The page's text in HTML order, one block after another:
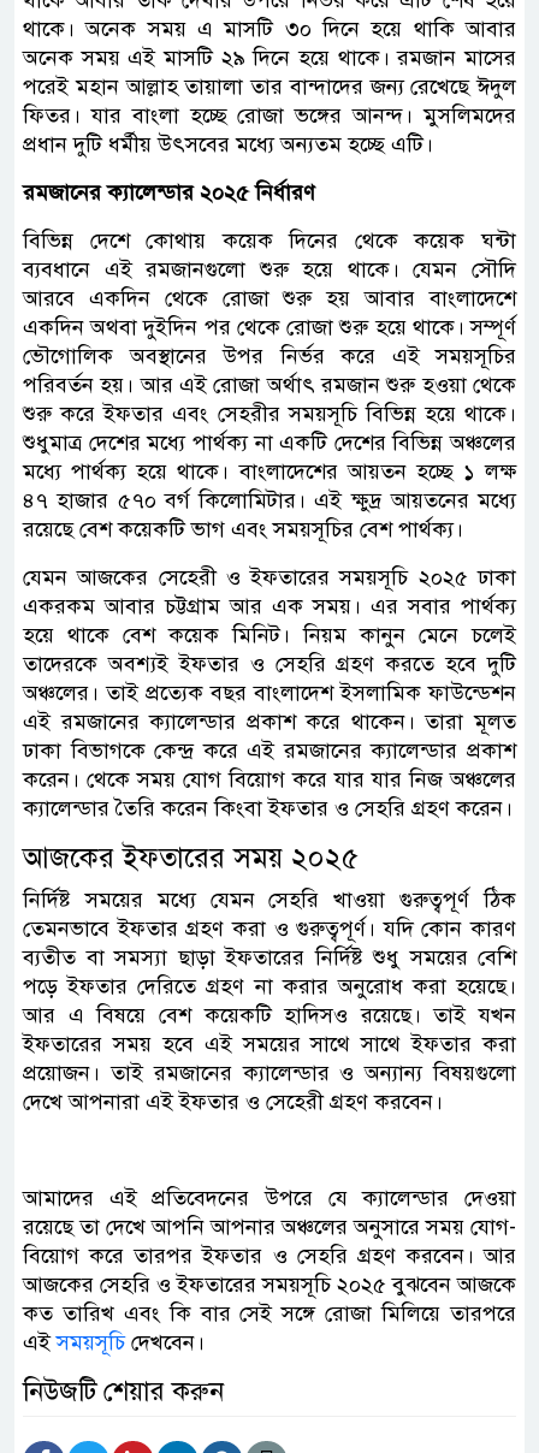
থাকে। অনেক সময় এ মাসটি ৩০ দিনে হয়ে থাকি আবার
অনেক সময় এই মাসটি ২৯ দিনে হয়ে থাকে। রমজান মাসের
পরেই মহান আল্লাহ তায়ালা তার বান্দাদের জন্য রেখেছে ঈদুল
ফিতর। যার বাংলা হচ্ছে রোজা ভঙ্গের আনন্দ। মুসলিমদের
প্রধান দুটি ধর্মীয় উৎসবের মধ্যে অন্যতম হচ্ছে এটি।
রমজানের ক্যালেন্ডার ২০২৫ নির্ধারণ
বিভিন্ন দেশে কোথায় কয়েক দিনের থেকে কয়েক ঘন্টা
ব্যবধানে এই রমজানগুলো শুরু হয়ে থাকে। যেমন সৌদি
আরবে একদিন থেকে রোজা শুরু হয় আবার বাংলাদেশে
একদিন অথবা দুইদিন পর থেকে রোজা শুরু হয়ে থাকে। সম্পূর্ণ
ভৌগোলিক অবস্থানের উপর নির্ভর করে এই সময়সূচির
পরিবর্তন হয়। আর এই রোজা অর্থাৎ রমজান শুরু হওয়া থেকে
শুরু করে ইফতার এবং সেহরীর সময়সূচি বিভিন্ন হয়ে থাকে।
শুধুমাত্র দেশের মধ্যে পার্থক্য না একটি দেশের বিভিন্ন অঞ্চলের
মধ্যে পার্থক্য হয়ে থাকে। বাংলাদেশের আয়তন হচ্ছে ১ লক্ষ
৪৭ হাজার ৫৭০ বর্গ কিলোমিটার। এই ক্ষুদ্র আয়তনের মধ্যে
রয়েছে বেশ কয়েকটি ভাগ এবং সময়সূচির বেশ পার্থক্য।
যেমন আজকের সেহেরী ও ইফতারের সময়সূচি ২০২৫ ঢাকা
একরকম আবার চট্টগ্রাম আর এক সময়। এর সবার পার্থক্য
হয়ে থাকে বেশ কয়েক মিনিট। নিয়ম কানুন মেনে চলেই
তাদেরকে অবশ্যই ইফতার ও সেহরি গ্রহণ করতে হবে দুটি
অঞ্চলের। তাই প্রত্যেক বছর বাংলাদেশ ইসলামিক ফাউন্ডেশন
এই রমজানের ক্যালেন্ডার প্রকাশ করে থাকেন। তারা মূলত
ঢাকা বিভাগকে কেন্দ্র করে এই রমজানের ক্যালেন্ডার প্রকাশ
করেন। থেকে সময় যোগ বিয়োগ করে যার যার নিজ অঞ্চলের
ক্যালেন্ডার তৈরি করেন কিংবা ইফতার ও সেহরি গ্রহণ করেন।
আজকের ইফতারের সময় ২০২৫
নির্দিষ্ট সময়ের মধ্যে যেমন সেহরি খাওয়া গুরুত্বপূর্ণ ঠিক
তেমনভাবে ইফতার গ্রহণ করা ও গুরুত্বপূর্ণ। যদি কোন কারণ
ব্যতীত বা সমস্যা ছাড়া ইফতারের নির্দিষ্ট শুধু সময়ের বেশি
পড়ে ইফতার দেরিতে গ্রহণ না করার অনুরোধ করা হয়েছে।
আর এ বিষয়ে বেশ কয়েকটি হাদিসও রয়েছে। তাই যখন
ইফতারের সময় হবে এই সময়ের সাথে সাথে ইফতার করা
প্রয়োজন। তাই রমজানের ক্যালেন্ডার ও অন্যান্য বিষয়গুলো
দেখে আপনারা এই ইফতার ও সেহেরী গ্রহণ করবেন।
আমাদের এই প্রতিবেদনের উপরে যে ক্যালেন্ডার দেওয়া
রয়েছে তা দেখে আপনি আপনার অঞ্চলের অনুসারে সময় যোগ-
বিয়োগ করে তারপর ইফতার ও সেহরি গ্রহণ করবেন। আর
আজকের সেহরি ও ইফতারের সময়সূচি ২০২৫ বুঝবেন আজকে
কত তারিখ এবং কি বার সেই সঙ্গে রোজা মিলিয়ে তারপরে
এইসময়সূচিদেখবেন।
নিউজটি শেয়ার করুন